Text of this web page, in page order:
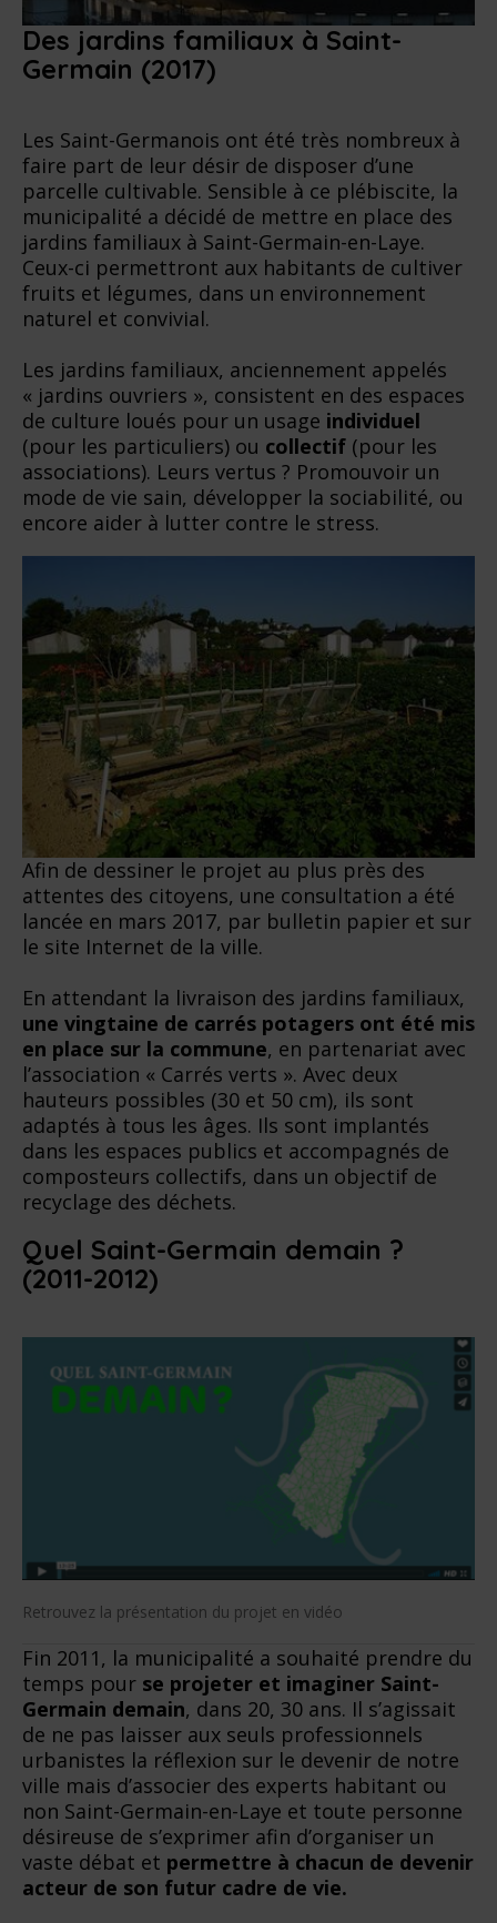
Des jardins familiaux à Saint-
Germain (2017)
Les Saint-Germanois ont été très nombreux à
faire part de leur désir de disposer d’une
parcelle cultivable. Sensible à ce plébiscite, la
municipalité a décidé de mettre en place des
jardins familiaux à Saint-Germain-en-Laye.
Ceux-ci permettront aux habitants de cultiver
fruits et légumes, dans un environnement
naturel et convivial.
Les jardins familiaux, anciennement appelés
« jardins ouvriers », consistent en des espaces
de culture loués pour un usage individuel
(pour les particuliers) ou collectif (pour les
associations). Leurs vertus ? Promouvoir un
mode de vie sain, développer la sociabilité, ou
encore aider à lutter contre le stress.
Afin de dessiner le projet au plus près des
attentes des citoyens, une consultation a été
lancée en mars 2017, par bulletin papier et sur
le site Internet de la ville.
En attendant la livraison des jardins familiaux,
une vingtaine de carrés potagers ont été mis
en place sur la commune, en partenariat avec
l’association « Carrés verts ». Avec deux
hauteurs possibles (30 et 50 cm), ils sont
adaptés à tous les âges. Ils sont implantés
dans les espaces publics et accompagnés de
composteurs collectifs, dans un objectif de
recyclage des déchets.
Quel Saint-Germain demain ?
(2011-2012)
Retrouvez la présentation du projet en vidéo
Fin 2011, la municipalité a souhaité prendre du
temps pour se projeter et imaginer Saint-
Germain demain, dans 20, 30 ans. Il s’agissait
de ne pas laisser aux seuls professionnels
urbanistes la réflexion sur le devenir de notre
ville mais d’associer des experts habitant ou
non Saint-Germain-en-Laye et toute personne
désireuse de s’exprimer afin d’organiser un
vaste débat et permettre à chacun de devenir
acteur de son futur cadre de vie.